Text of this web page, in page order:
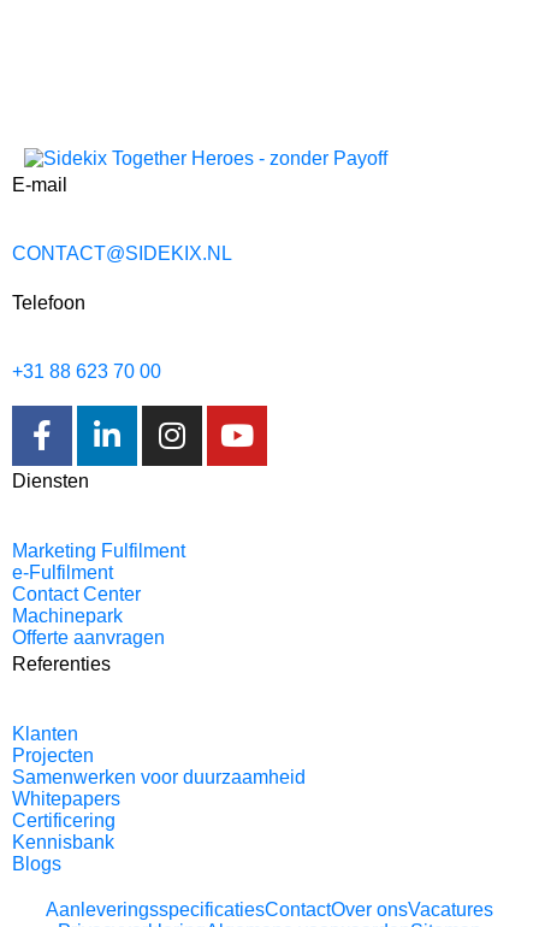
E-mail
CONTACT@SIDEKIX.NL
Telefoon
+31 88 623 70 00
Diensten
Marketing Fulfilment
e-Fulfilment
Contact Center
Machinepark
Offerte aanvragen
Referenties
Klanten
Projecten
Samenwerken voor duurzaamheid
Whitepapers
Certificering
Kennisbank
Blogs
AanleveringsspecificatiesContactOver onsVacatures